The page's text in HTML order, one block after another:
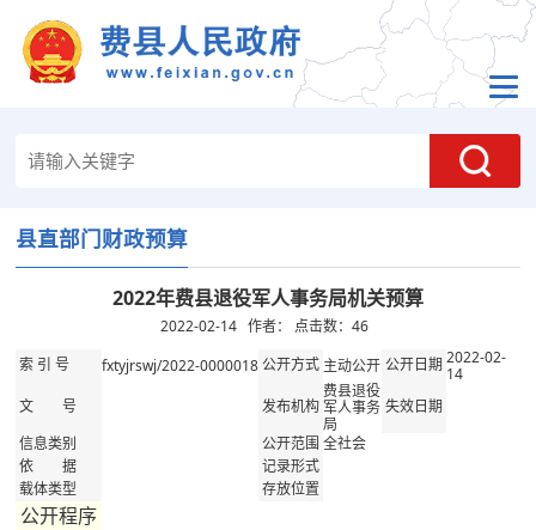
县直部门财政预算
2022年费县退役军人事务局机关预算
2022-02-14 作者： 点击数： 46
索 引 号 fxtyjrswj/2022-0000018 公开方式 主动公开 公开日期2022-02-
14
文 号 发布机构
费县退役
军人事务
局
失效日期
信息类别 公开范围全社会
依 据
记录形式
载体类型
存放位置
公开程序